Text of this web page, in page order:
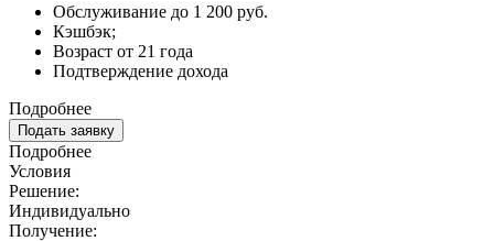
Обслуживание до 1 200 руб.
Кэшбэк;
Возраст от 21 года
Подтверждение дохода
Подробнее
Подать заявку
Подробнее
Условия
Решение:
Индивидуально
Получение: